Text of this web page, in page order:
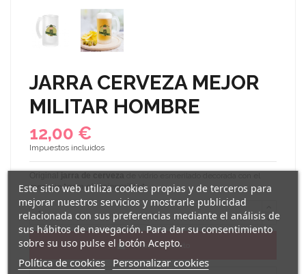
JARRA CERVEZA MEJOR
MILITAR HOMBRE
12,00 €
Impuestos incluidos
mensaje "para el mejor militar".
Añadir al carrito
Este sitio web utiliza cookies propias y de terceros para
mejorar nuestros servicios y mostrarle publicidad
relacionada con sus preferencias mediante el análisis de
sus hábitos de navegación. Para dar su consentimiento
sobre su uso pulse el botón Acepto.
Política de cookies Personalizar cookies